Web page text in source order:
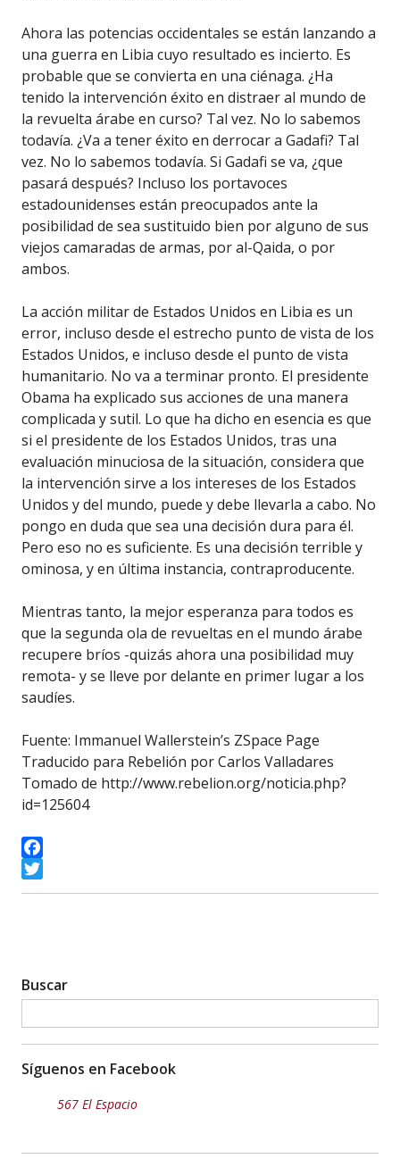
Ahora las potencias occidentales se están lanzando a
una guerra en Libia cuyo resultado es incierto. Es
probable que se convierta en una ciénaga. ¿Ha
tenido la intervención éxito en distraer al mundo de
la revuelta árabe en curso? Tal vez. No lo sabemos
todavía. ¿Va a tener éxito en derrocar a Gadafi? Tal
vez. No lo sabemos todavía. Si Gadafi se va, ¿que
pasará después? Incluso los portavoces
estadounidenses están preocupados ante la
posibilidad de sea sustituido bien por alguno de sus
viejos camaradas de armas, por al-Qaida, o por
ambos.
La acción militar de Estados Unidos en Libia es un
error, incluso desde el estrecho punto de vista de los
Estados Unidos, e incluso desde el punto de vista
humanitario. No va a terminar pronto. El presidente
Obama ha explicado sus acciones de una manera
complicada y sutil. Lo que ha dicho en esencia es que
si el presidente de los Estados Unidos, tras una
evaluación minuciosa de la situación, considera que
la intervención sirve a los intereses de los Estados
Unidos y del mundo, puede y debe llevarla a cabo. No
pongo en duda que sea una decisión dura para él.
Pero eso no es suficiente. Es una decisión terrible y
ominosa, y en última instancia, contraproducente.
Mientras tanto, la mejor esperanza para todos es
que la segunda ola de revueltas en el mundo árabe
recupere bríos -quizás ahora una posibilidad muy
remota- y se lleve por delante en primer lugar a los
saudíes.
Fuente: Immanuel Wallerstein’s ZSpace Page
Traducido para Rebelión por Carlos Valladares
Tomado de http://www.rebelion.org/noticia.php?
id=125604
Facebook
Twitter
Buscar
Síguenos en Facebook
567 El Espacio